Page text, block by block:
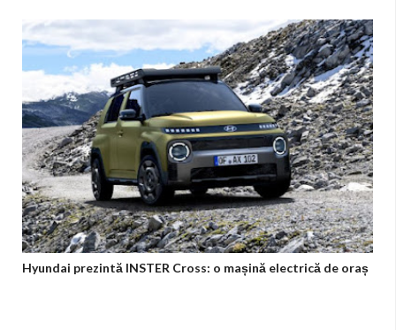
Hyundai prezintă INSTER Cross: o mașină electrică de oraș